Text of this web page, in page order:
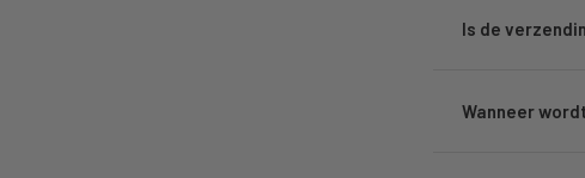
Is de
Wanneer